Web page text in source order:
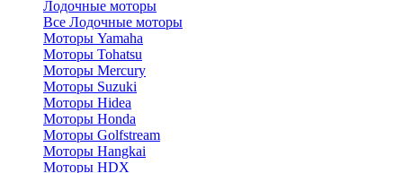
Лодочные моторы
Все Лодочные моторы
Моторы Yamaha
Моторы Tohatsu
Моторы Mercury
Моторы Suzuki
Моторы Hidea
Моторы Honda
Моторы Golfstream
Моторы Hangkai
Моторы HDX